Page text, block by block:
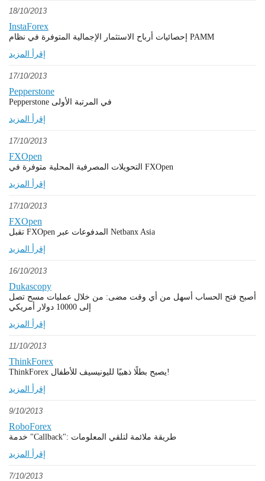
18/10/2013
InstaForex
إحصائيات أرباح الاستثمار الإجمالية المتوفرة في نظام PAMM
إقرأ المزيد
17/10/2013
Pepperstone
Pepperstone في المرتبة الأولى
إقرأ المزيد
17/10/2013
FXOpen
التحويلات المصرفية المحلية متوفرة في FXOpen
إقرأ المزيد
17/10/2013
FXOpen
تقبل FXOpen المدفوعات عبر Netbanx Asia
إقرأ المزيد
16/10/2013
Dukascopy
أصبح فتح الحساب أسهل من أي وقت مضى: من خلال عمليات مسح تصل
إلى 10000 دولار أمريكي
إقرأ المزيد
11/10/2013
ThinkForex
ThinkForex يصبح بطلًا ذهبيًا لليونيسيف للأطفال!
إقرأ المزيد
9/10/2013
RoboForex
خدمة "Callback": طريقة ملائمة لتلقي المعلومات
إقرأ المزيد
7/10/2013